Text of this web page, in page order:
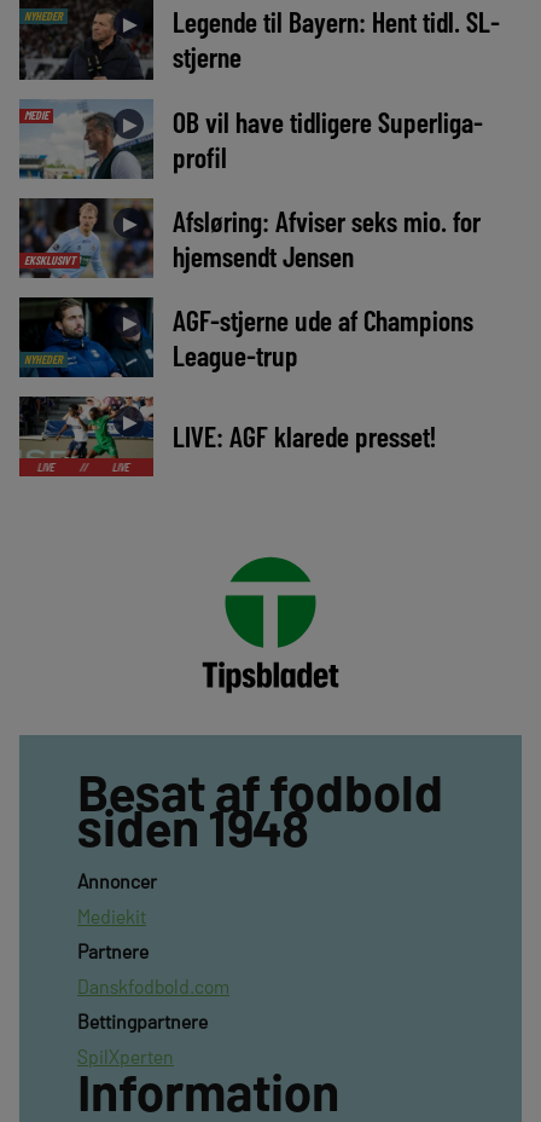
NYHEDER ►
Legende til Bayern: Hent tidl. SL-
stjerne
MEDIE ►
OB vil have tidligere Superliga-
profil
EKSKLUSIVT
►
Afsløring: Afviser seks mio. for
hjemsendt Jensen
NYHEDER
►
AGF-stjerne ude af Champions
League-trup
►
LIVE // LIVE
LIVE: AGF klarede presset!
Besat af fodbold
siden 1948
Annoncer
Mediekit
Partnere
Danskfodbold.com
Bettingpartnere
SpilXperten
Information